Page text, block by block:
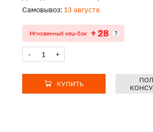
Самовывоз: 13 августа
Мгновенный кеш-бэк + 28 ?
- +
КУПИТЬ